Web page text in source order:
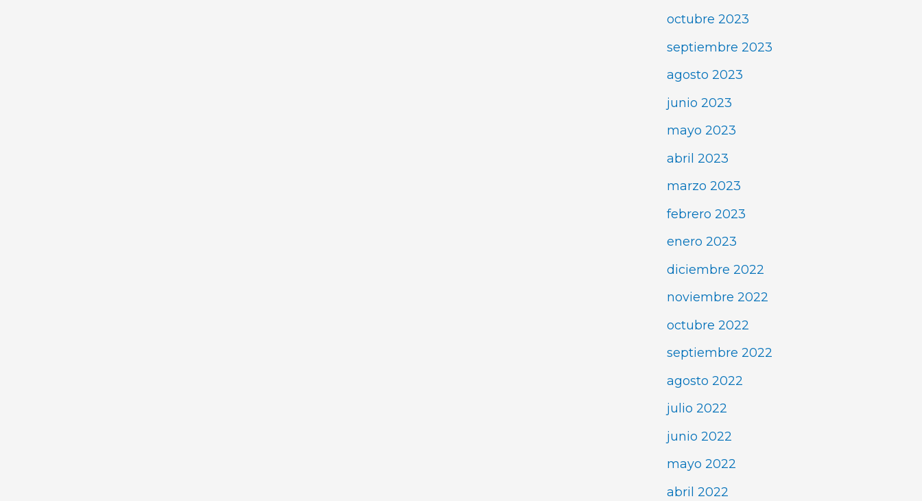
octubre 2023
septiembre 2023
agosto 2023
junio 2023
mayo 2023
abril 2023
marzo 2023
febrero 2023
enero 2023
diciembre 2022
noviembre 2022
octubre 2022
septiembre 2022
agosto 2022
julio 2022
junio 2022
mayo 2022
abril 2022